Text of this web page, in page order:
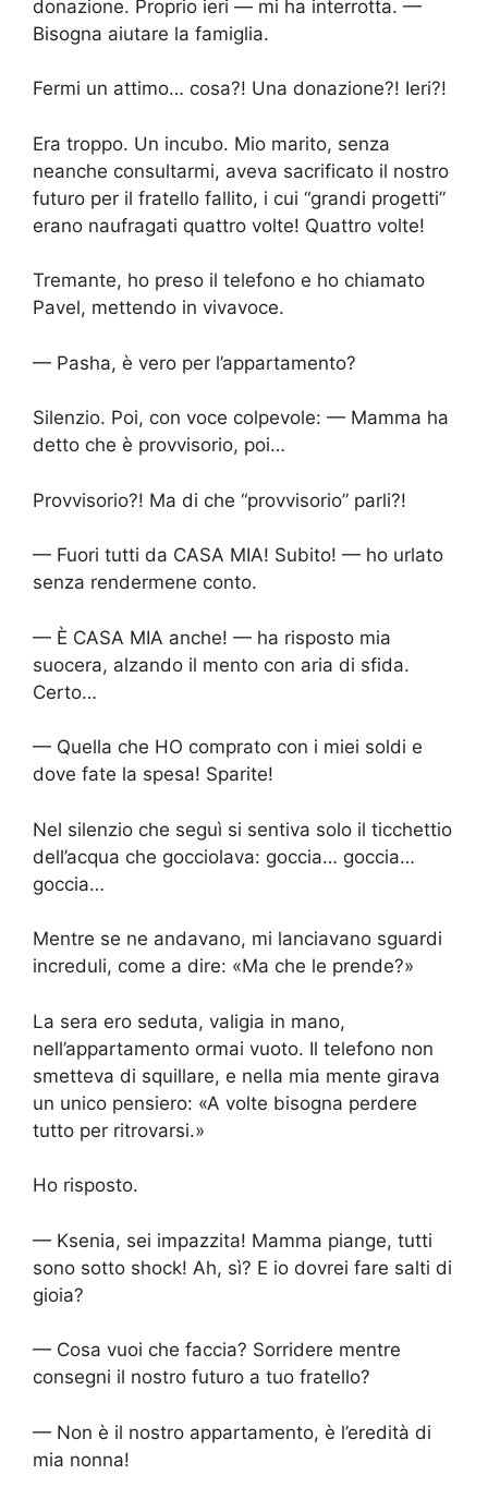
donazione. Proprio ieri — mi ha interrotta. —
Bisogna aiutare la famiglia.
Fermi un attimo… cosa?! Una donazione?! Ieri?!
Era troppo. Un incubo. Mio marito, senza
neanche consultarmi, aveva sacrificato il nostro
futuro per il fratello fallito, i cui “grandi progetti”
erano naufragati quattro volte! Quattro volte!
Tremante, ho preso il telefono e ho chiamato
Pavel, mettendo in vivavoce.
— Pasha, è vero per l’appartamento?
Silenzio. Poi, con voce colpevole: — Mamma ha
detto che è provvisorio, poi…
Provvisorio?! Ma di che “provvisorio” parli?!
— Fuori tutti da CASA MIA! Subito! — ho urlato
senza rendermene conto.
— È CASA MIA anche! — ha risposto mia
suocera, alzando il mento con aria di sfida.
Certo…
— Quella che HO comprato con i miei soldi e
dove fate la spesa! Sparite!
Nel silenzio che seguì si sentiva solo il ticchettio
dell’acqua che gocciolava: goccia… goccia…
goccia…
Mentre se ne andavano, mi lanciavano sguardi
increduli, come a dire: «Ma che le prende?»
La sera ero seduta, valigia in mano,
nell’appartamento ormai vuoto. Il telefono non
smetteva di squillare, e nella mia mente girava
un unico pensiero: «A volte bisogna perdere
tutto per ritrovarsi.»
Ho risposto.
— Ksenia, sei impazzita! Mamma piange, tutti
sono sotto shock! Ah, sì? E io dovrei fare salti di
gioia?
— Cosa vuoi che faccia? Sorridere mentre
consegni il nostro futuro a tuo fratello?
— Non è il nostro appartamento, è l’eredità di
mia nonna!